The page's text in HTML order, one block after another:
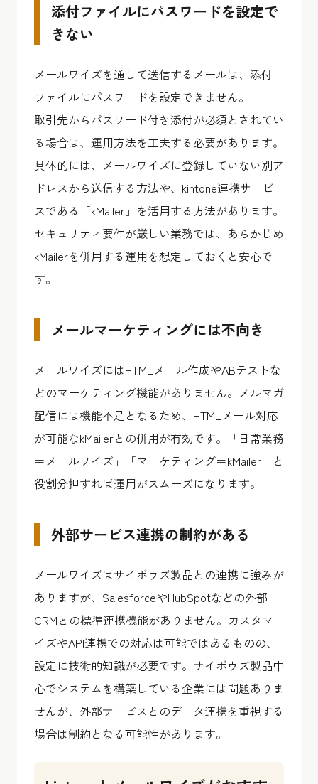
添付ファイルにパスワードを設定で
きない
メールワイズを通して送信するメールは、添付
ファイルにパスワードを設定できません。
取引先からパスワード付き添付が必須とされてい
る場合は、運用方法を工夫する必要があります。
具体的には、メールワイズに登録していない別ア
ドレスから送信する方法や、kintone連携サービ
スである「kMailer」を活用する方法があります。
セキュリティ要件が厳しい業務では、あらかじめ
kMailerを併用する運用を想定しておくと安心で
す。
メールマーケティングには不向き
メールワイズにはHTMLメール作成やABテストな
どのマーケティング機能がありません。メルマガ
配信には機能不足となるため、HTMLメール対応
が可能なkMailerとの併用が有効です。「日常業務
＝メールワイズ」「マーケティング＝kMailer」と
役割分担すれば運用がスムーズになります。
外部サービス連携の制約がある
メールワイズはサイボウズ製品との連携に強みが
ありますが、SalesforceやHubSpotなどの外部
CRMとの標準連携機能がありません。カスタマ
イズやAPI連携での対応は可能ではあるものの、
設定に技術的知識が必要です。サイボウズ製品中
心でシステムを構築している企業には問題ありま
せんが、外部サービスとのデータ連携を重視する
場合は制約となる可能性があります。